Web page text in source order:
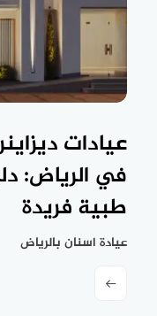
عيادات
في الرياض:
طبية فريدة
عيادة اسنان بالرياض